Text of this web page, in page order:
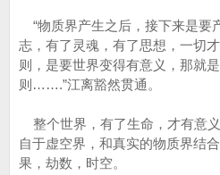
“物质界产生之后，接下来是要
志，有了灵魂，有了思想，一切
则，是要世界变得有意义，那就
则…….”江离豁然贯通。
整个世界，有了生命，才有意
自于虚空界，和真实的物质界结
果，劫数，时空。